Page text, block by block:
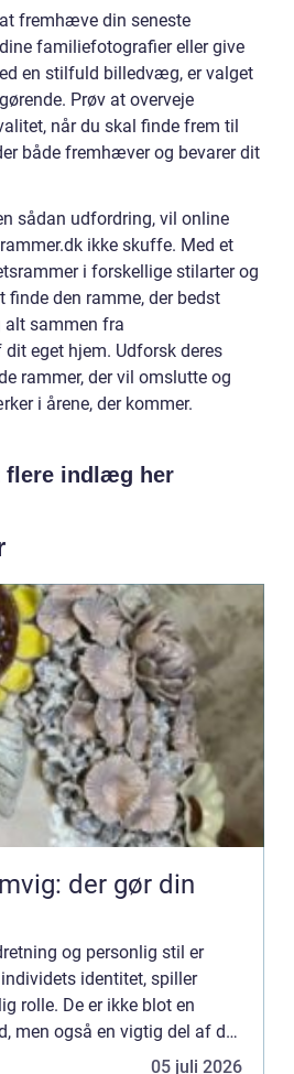
fremhæve din seneste
familiefotografier eller give
en stilfuld billedvæg, er valget
Prøv at overveje
når du skal finde frem til
både fremhæver og bevarer dit
sådan udfordring, vil online
ikke skuffe. Med et
i forskellige stilarter og
finde den ramme, der bedst
alt sammen fra
eget hjem. Udforsk deres
rammer, der vil omslutte og
i årene, der kommer.
flere indlæg her
der gør din
og personlig stil er
identitet, spiller
rolle. De er ikke blot en
men også en vigtig del af det
Rammer er med til at05 juli 2026